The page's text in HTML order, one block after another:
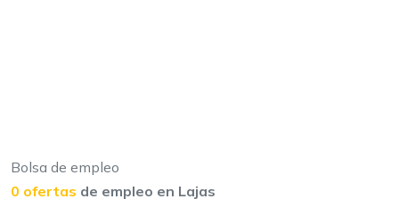
Bolsa de empleo
0 ofertas de empleo en Lajas